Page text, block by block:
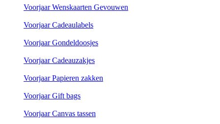
Voorjaar Wenskaarten Gevouwen
Voorjaar Cadeaulabels
Voorjaar Gondeldoosjes
Voorjaar Cadeauzakjes
Voorjaar Papieren zakken
Voorjaar Gift bags
Voorjaar Canvas tassen